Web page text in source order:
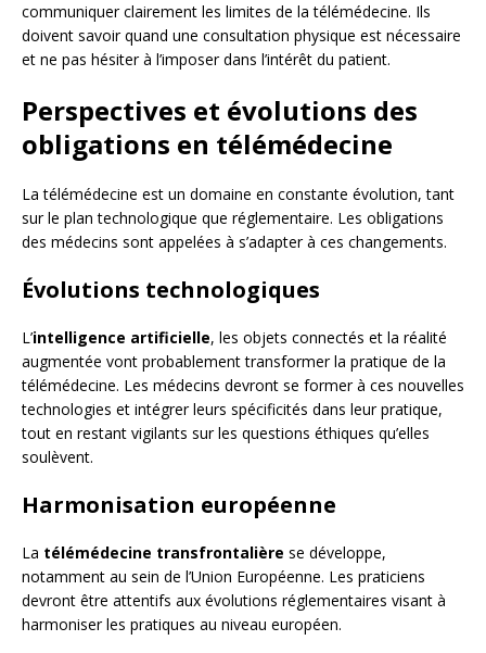
communiquer clairement les limites de la télémédecine. Ils
doivent savoir quand une consultation physique est nécessaire
et ne pas hésiter à l’imposer dans l’intérêt du patient.
Perspectives et évolutions des
obligations en télémédecine
La télémédecine est un domaine en constante évolution, tant
sur le plan technologique que réglementaire. Les obligations
des médecins sont appelées à s’adapter à ces changements.
Évolutions technologiques
L’intelligence artificielle, les objets connectés et la réalité
augmentée vont probablement transformer la pratique de la
télémédecine. Les médecins devront se former à ces nouvelles
technologies et intégrer leurs spécificités dans leur pratique,
tout en restant vigilants sur les questions éthiques qu’elles
soulèvent.
Harmonisation européenne
La télémédecine transfrontalière se développe,
notamment au sein de l’Union Européenne. Les praticiens
devront être attentifs aux évolutions réglementaires visant à
harmoniser les pratiques au niveau européen.